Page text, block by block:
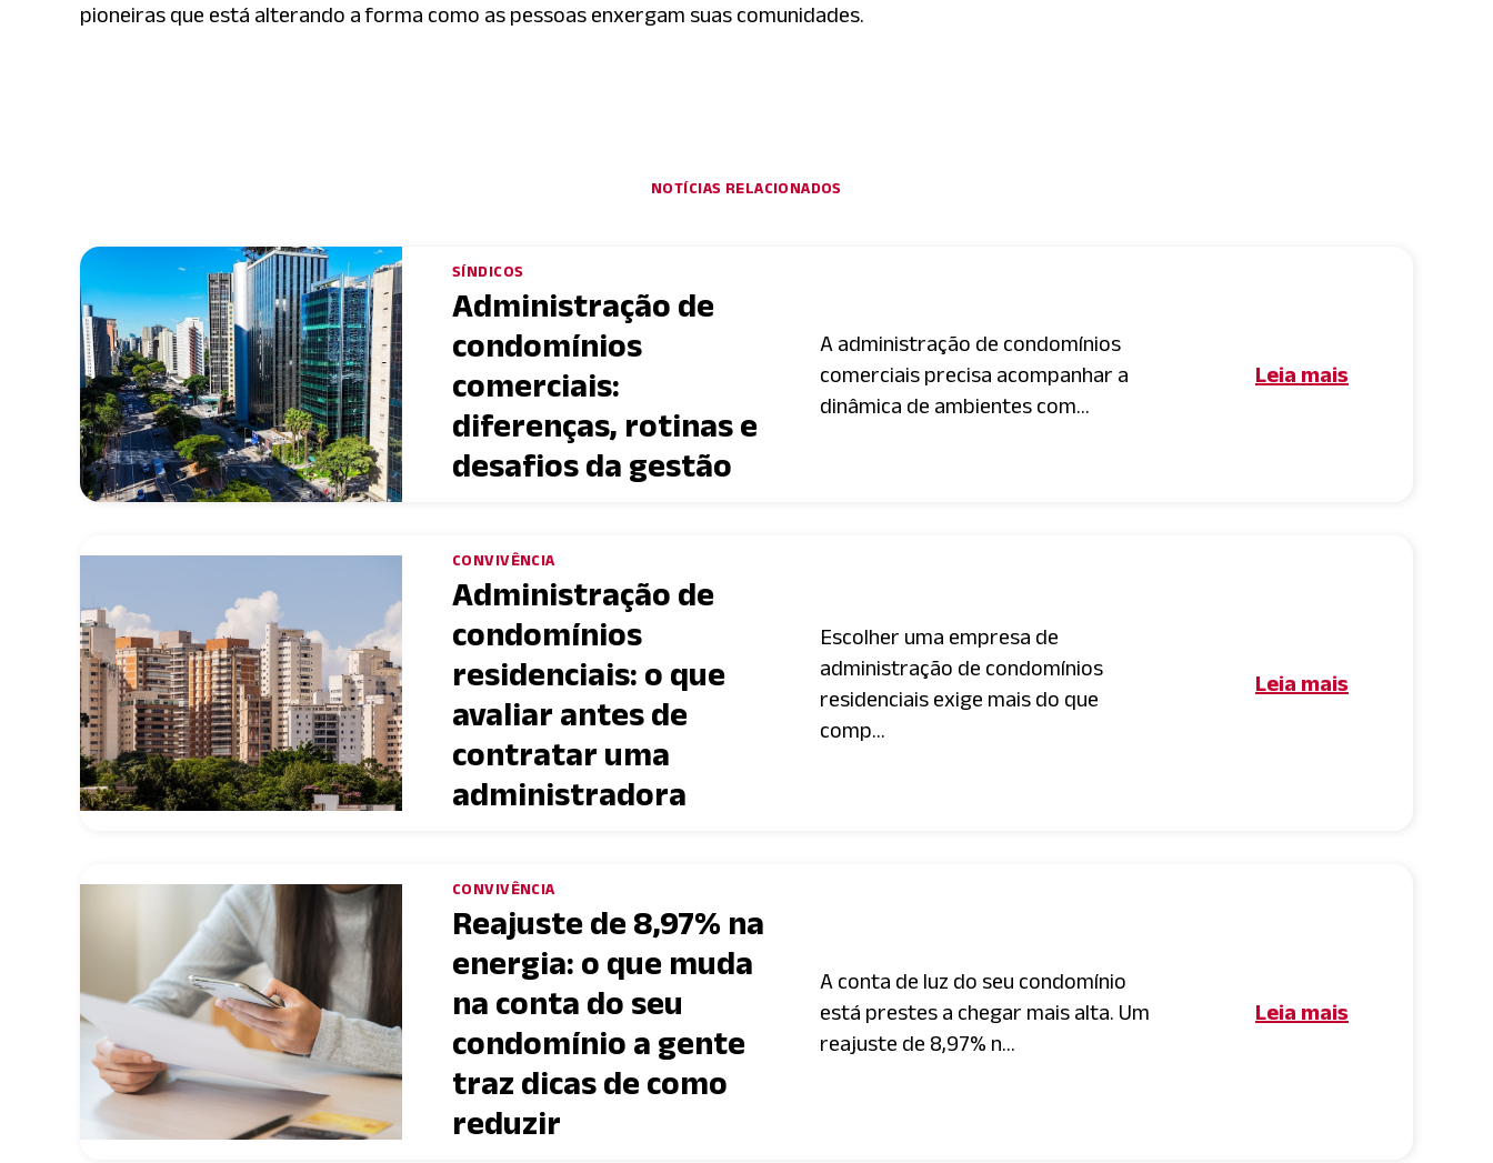
pioneiras que está alterando a forma como as pessoas enxergam suas comunidades.
NOTÍCIAS RELACIONADOS
SÍNDICOS
Administração de
condomínios
comerciais:
diferenças, rotinas e
desafios da gestão
A administração de condomínios
comerciais precisa acompanhar a
dinâmica de ambientes com...
Leia mais
CONVIVÊNCIA
Administração de
condomínios
residenciais: o que
avaliar antes de
contratar uma
administradora
Escolher uma empresa de
administração de condomínios
residenciais exige mais do que
comp...
Leia mais
CONVIVÊNCIA
Reajuste de 8,97% na
energia: o que muda
na conta do seu
condomínio a gente
traz dicas de como
reduzir
A conta de luz do seu condomínio
está prestes a chegar mais alta. Um
reajuste de 8,97% n...
Leia mais